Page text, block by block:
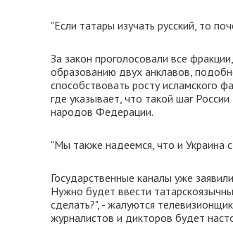
"Если татары изучать русский, то
За закон проголосовали все
образованию двух анклавов,
способствовать росту исламского
где указывает, что такой шаг
народов Федерации.
"Мы также надеемся, что и Украина
Государственные каналы уже
Нужно будет ввести
сделать?", - жалуются
журналистов и дикторов будет